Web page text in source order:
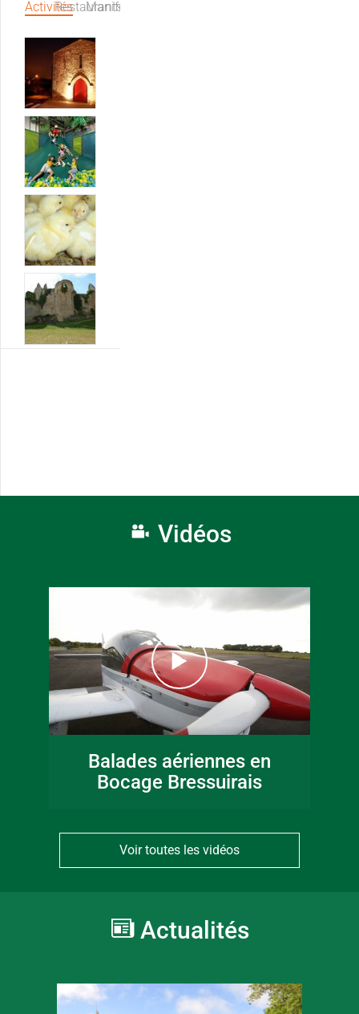
ActivitésRestaurantsManifestations
Vidéos
Balades aériennes en
Bocage Bressuirais
Voir toutes les vidéos
Actualités